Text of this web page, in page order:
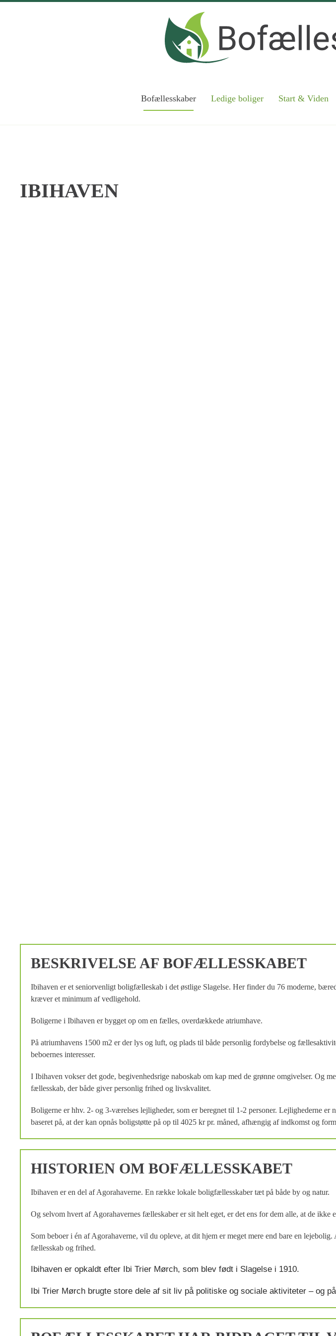
Bofællesskaber Ledige boliger Start & Viden
IBIHAVEN
BESKRIVELSE AF BOFÆLLESSKABET
Ibihaven er et seniorvenligt boligfælleskab i det østlige Slagelse. Her finder du 76 moderne,
kræver et minimum af vedligehold.
Boligerne i Ibihaven er bygget op om en fælles, overdækkede atriumhave.
På atriumhavens 1500 m2 er der lys og luft, og plads til både personlig fordybelse og
beboernes interesser.
I Ibihaven vokser det gode, begivenhedsrige naboskab om kap med de grønne omgivelser. Og
fællesskab, der både giver personlig frihed og livskvalitet.
Boligerne er hhv. 2- og 3-værelses lejligheder, som er beregnet til 1-2 personer. Lejlighederne
baseret på, at der kan opnås boligstøtte på op til 4025 kr pr. måned, afhængig af indkomst og
HISTORIEN OM BOFÆLLESSKABET
Ibihaven er en del af Agorahaverne. En række lokale boligfællesskaber tæt på både by og natur.
Og selvom hvert af Agorahavernes fælleskaber er sit helt eget, er det ens for dem alle, at de ikke
Som beboer i én af Agorahaverne, vil du opleve, at dit hjem er meget mere end bare en
fællesskab og frihed.
Ibihaven er opkaldt efter Ibi Trier Mørch, som blev født i Slagelse i 1910.
Ibi Trier Mørch brugte store dele af sit liv på politiske og sociale aktiviteter – og